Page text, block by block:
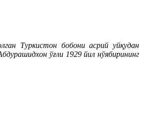
Туркистон бобони асрий уйқудан
ўғли 1929 йил нўябирининг